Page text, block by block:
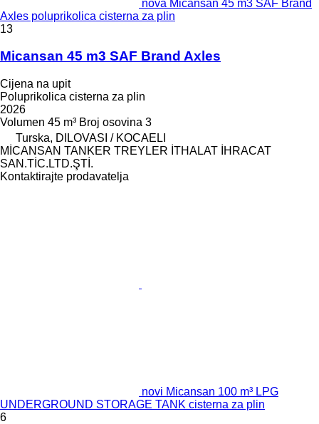
nova Micansan 45 m3 SAF Brand
Axles poluprikolica cisterna za plin
13
Micansan 45 m3 SAF Brand Axles
Cijena na upit
Poluprikolica cisterna za plin
2026
Volumen 45 m³ Broj osovina 3
Turska, DILOVASI / KOCAELI
MİCANSAN TANKER TREYLER İTHALAT İHRACAT
SAN.TİC.LTD.ŞTİ.
Kontaktirajte prodavatelja
novi Micansan 100 m³ LPG
UNDERGROUND STORAGE TANK cisterna za plin
6